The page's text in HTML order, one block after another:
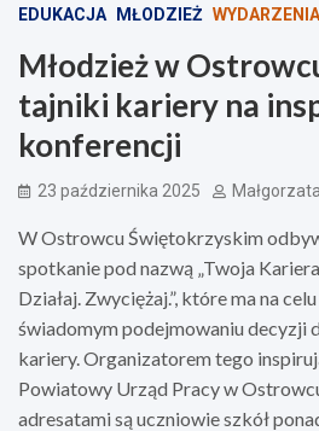
EDUKACJA MŁODZIEŻ WYDARZENIA
Młodzież w
tajniki kariery na
konferencji
23 października 2025
W Ostrowcu Świętokrzyskim
spotkanie pod nazwą „Twoja
Działaj. Zwyciężaj.”, które ma na
świadomym podejmowaniu decyzji
kariery. Organizatorem tego
Powiatowy Urząd Pracy w
adresatami są uczniowie szkół